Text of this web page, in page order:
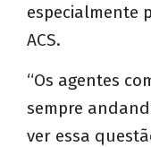
especialmente
ACS.
“Os agentes
sempre
ver essa